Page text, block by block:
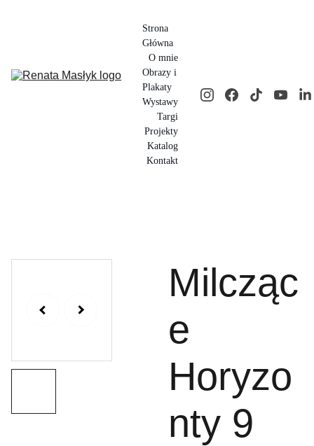
Strona
Główna
O mnie
Obrazy i
Plakaty
Wystawy
Targi
Projekty
Katalog
Kontakt
Milcząc
e
Horyzo
nty 9